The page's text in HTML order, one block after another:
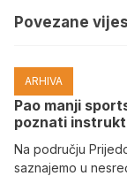
Povezane
ARHIVA
Pao manji
poznati
Na području
saznajemo u